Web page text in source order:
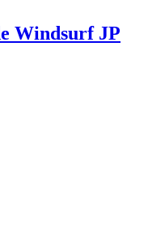
Windsurf JP